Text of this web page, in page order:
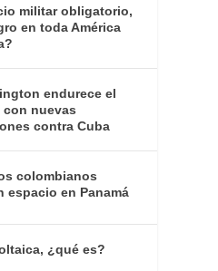
militar obligatorio,
en toda América
endurece el
con nuevas
contra Cuba
colombianos
espacio en Panamá
¿qué es?